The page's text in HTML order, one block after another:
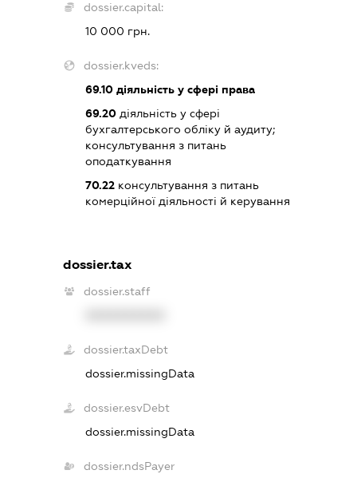
dossier.capital:
10 000 грн.
dossier.kveds:
69.10 діяльність у сфері права
69.20 діяльність у сфері
бухгалтерського обліку й аудиту;
консультування з питань
оподаткування
70.22 консультування з питань
комерційної діяльності й керування
dossier.tax
dossier.staff
dossier.taxDebt
dossier.missingData
dossier.esvDebt
dossier.missingData
dossier.ndsPayer